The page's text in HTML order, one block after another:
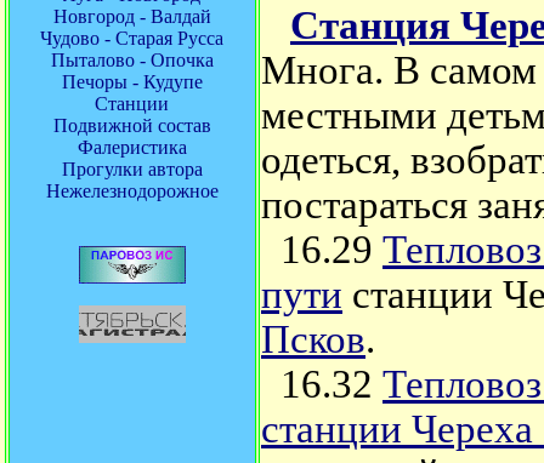
Новгород - Валдай
Чудово - Старая Русса
Пыталово - Опочка
Печоры - Кудупе
Станции
Подвижной состав
Фалеристика
Прогулки автора
Нежелезнодорожное
Станция
Многа. В самом
местными
одеться,
постараться
16.29
пути станции
Псков.
16.32
станции